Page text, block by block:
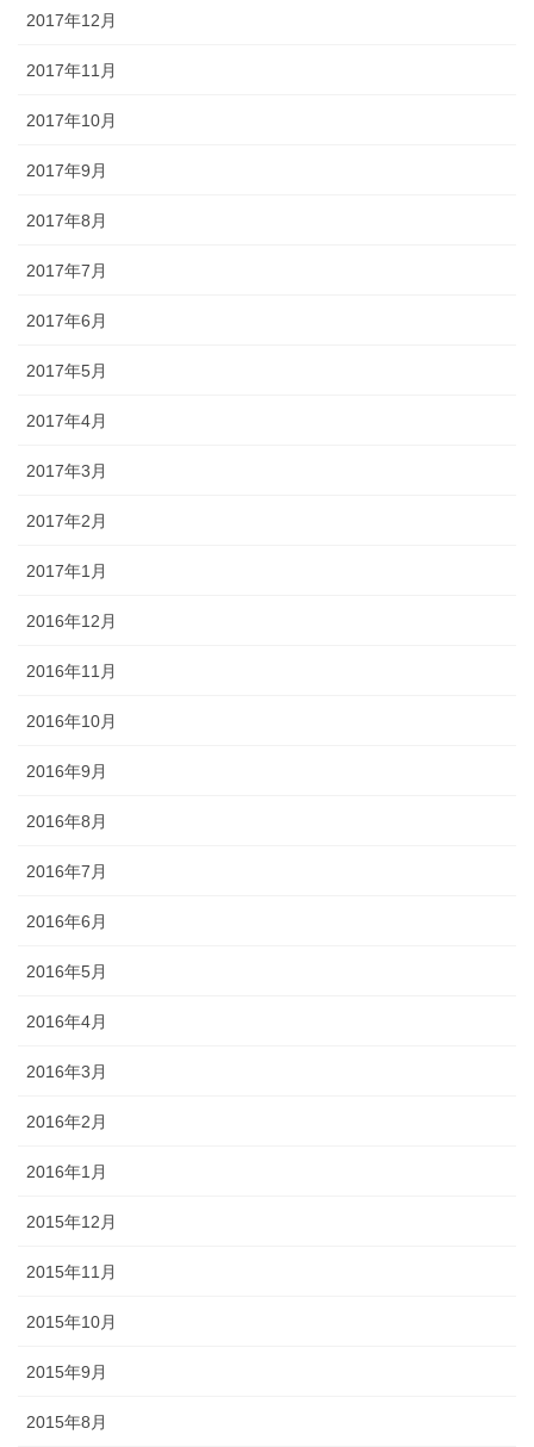
2017年12月
2017年11月
2017年10月
2017年9月
2017年8月
2017年7月
2017年6月
2017年5月
2017年4月
2017年3月
2017年2月
2017年1月
2016年12月
2016年11月
2016年10月
2016年9月
2016年8月
2016年7月
2016年6月
2016年5月
2016年4月
2016年3月
2016年2月
2016年1月
2015年12月
2015年11月
2015年10月
2015年9月
2015年8月